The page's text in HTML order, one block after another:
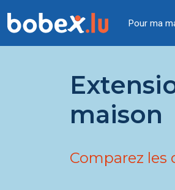
Pour ma
maison
Comparez les